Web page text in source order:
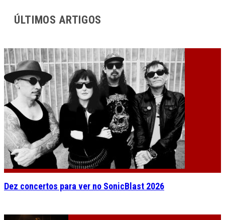
ÚLTIMOS ARTIGOS
Dez concertos para ver no SonicBlast 2026